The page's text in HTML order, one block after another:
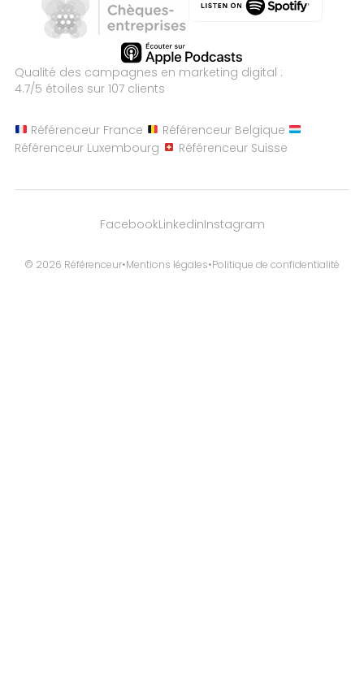
Qualité des campagnes en marketing digital :
4.7/5 étoiles sur 107 clients
Référenceur France
Référenceur Belgique
Référenceur Luxembourg
Référenceur Suisse
© 2026 Référenceur•Mentions légales•Politique de confidentialité
FacebookLinkedinInstagram